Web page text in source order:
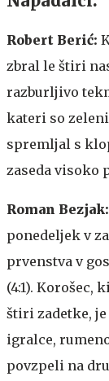
Robert Berić:
zbral le štiri
razburljivo
kateri so zeleni
spremljal s
zaseda visoko
Roman Bezjak:
ponedeljek v
prvenstva v
(4:1). Korošec,
štiri zadetke,
igralce,
povzpeli na